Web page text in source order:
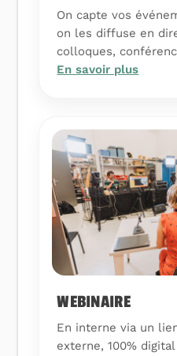
On capte vos
on les diffuse en
colloques,
En savoir plus
WEBINAIRE
En interne via un
externe, 100%